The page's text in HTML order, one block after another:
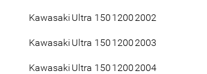
Kawasaki Ultra 150 1200 2002
Kawasaki Ultra 150 1200 2003
Kawasaki Ultra 150 1200 2004